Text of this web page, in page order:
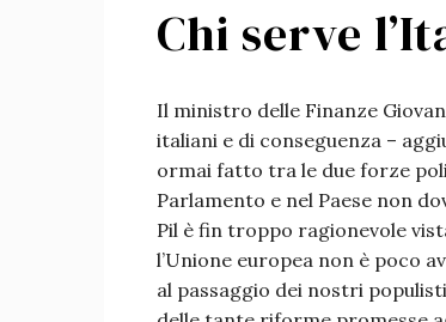
Chi serve
Il ministro delle Finanze
italiani e di conseguenza –
ormai fatto tra le due forze
Parlamento e nel Paese non
Pil è fin troppo ragionevole
l’Unione europea non è poco
al passaggio dei nostri